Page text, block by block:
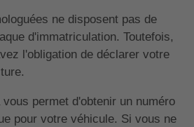
ne disposent pas de
d'immatriculation. Toutefois,
l'obligation de déclarer votre
permet d'obtenir un numéro
pour votre véhicule. Si vous ne